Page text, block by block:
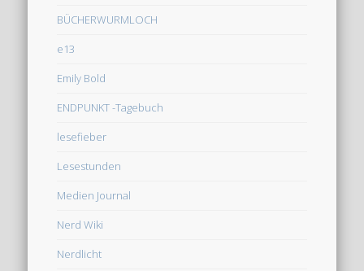
BÜCHERWURMLOCH
e13
Emily Bold
ENDPUNKT -Tagebuch
lesefieber
Lesestunden
Medien Journal
Nerd Wiki
Nerdlicht